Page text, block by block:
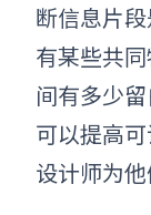
断信息片
有某些共
间有多少
可以提高
设计师为他